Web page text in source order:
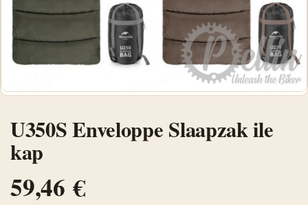
U350S Enveloppe Slaapzak ile
kap
59,46 €